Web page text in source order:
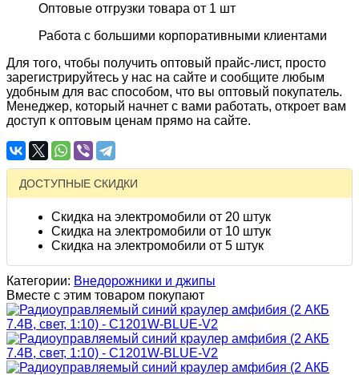
Оптовые отгрузки товара от 1 шт
Работа с большими корпоративными клиентами
Для того, чтобы получить оптовый прайс-лист, просто
зарегистрируйтесь у нас на сайте и сообщите любым
удобным для вас способом, что вы оптовый покупатель.
Менеджер, который начнет с вами работать, откроет вам
доступ к оптовым ценам прямо на сайте.
ДОСТУПНЫЕ СКИДКИ
Скидка на электромобили от 20 штук
Скидка на электромобили от 10 штук
Скидка на электромобили от 5 штук
Категории: Внедорожники и джипы
Вместе с этим товаром покупают